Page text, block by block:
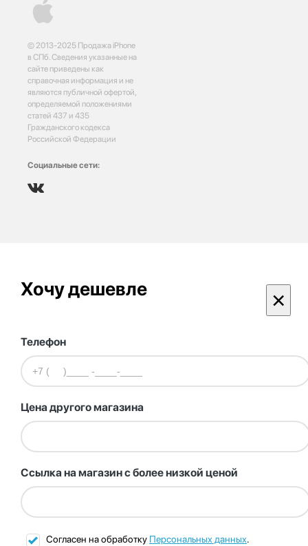
© 2013-2025 Продажа iPhone
в СПб. Сведения указанные на
сайте приведены как
справочная информация и не
являются публичной офертой,
определяемой положениями
статей 437 и 435
Гражданского кодекса
Российской Федерации
Социальные сети:
Хочу дешевле ×
Телефон
Цена другого магазина
Ссылка на магазин с более низкой ценой
Согласен на обработку Персональных данных.